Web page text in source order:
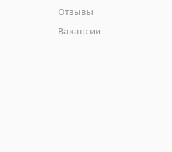
Отзывы
Вакансии